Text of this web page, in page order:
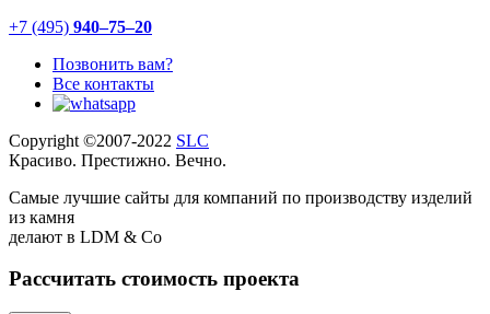
+7 (495) 940–75–20
Позвонить вам?
Все контакты
Copyright ©2007-2022 SLC
Красиво. Престижно. Вечно.
Самые лучшие сайты для компаний по производству изделий
из камня
делают в LDM & Co
Рассчитать стоимость проекта